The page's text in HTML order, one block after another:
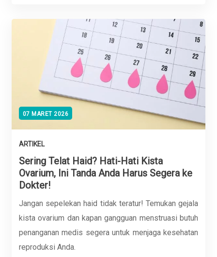
07 MARET 2026
ARTIKEL
Sering Telat Haid? Hati-Hati Kista
Ovarium, Ini Tanda Anda Harus Segera ke
Dokter!
Jangan sepelekan haid tidak teratur! Temukan gejala
kista ovarium dan kapan gangguan menstruasi butuh
penanganan medis segera untuk menjaga kesehatan
reproduksi Anda.